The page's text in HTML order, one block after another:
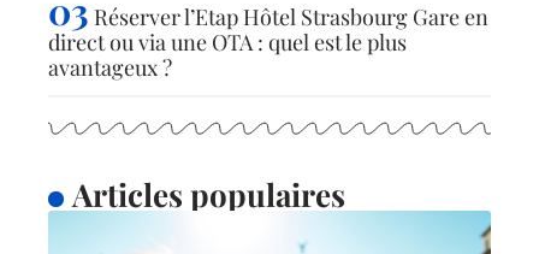
Réserver l’Etap Hôtel Strasbourg Gare en
direct ou via une OTA : quel est le plus
avantageux ?
Articles populaires